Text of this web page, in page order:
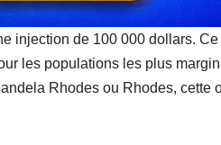
injection de 100 000 dollars.
les populations les plus
Rhodes ou Rhodes, cette